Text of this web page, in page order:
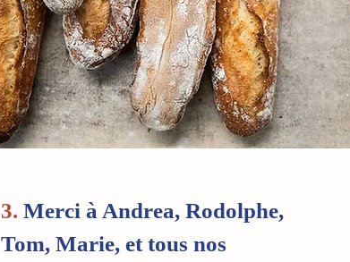
3. Merci à Andrea, Rodolphe,
Tom, Marie, et tous nos